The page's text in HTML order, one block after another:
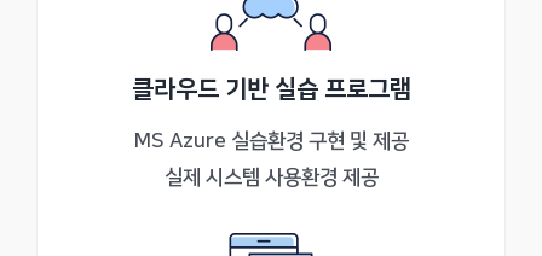
클라우드 기반 실습 프로그램
MS Azure 실습환경 구현 및 제공
실제 시스템 사용환경 제공